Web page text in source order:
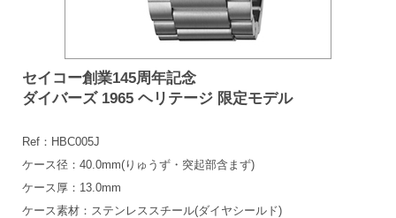
セイコー創業145周年記念
ダイバーズ 1965 ヘリテージ 限定モデル
Ref：HBC005J
ケース径：40.0mm(りゅうず・突起部含まず)
ケース厚：13.0mm
ケース素材：ステンレススチール(ダイヤシールド)